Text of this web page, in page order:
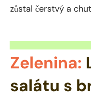
zůstal čerstvý a
Zelenina:
salátu s